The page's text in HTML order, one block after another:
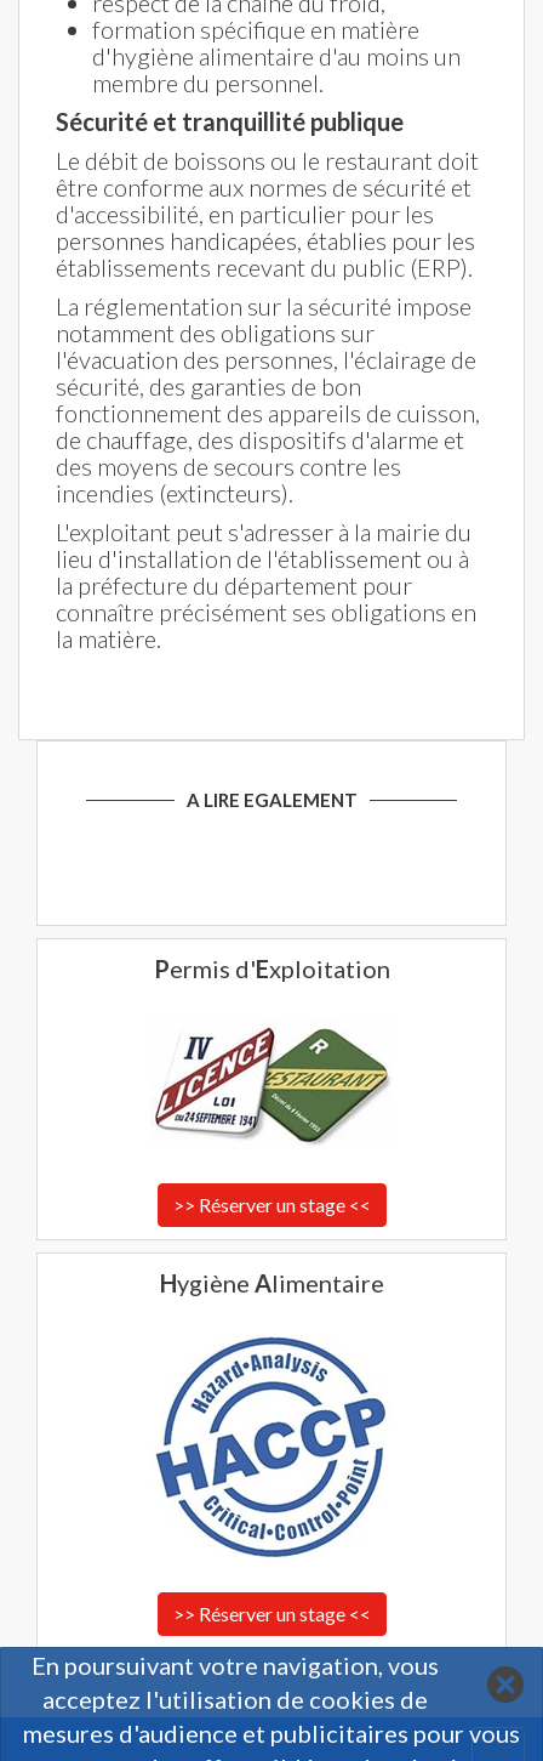
formation spécifique en matière
d'hygiène alimentaire d'au moins un
membre du personnel.
Sécurité et tranquillité publique
Le débit de boissons ou le restaurant doit
être conforme aux normes de sécurité et
d'accessibilité, en particulier pour les
personnes handicapées, établies pour les
établissements recevant du public (ERP).
La réglementation sur la sécurité impose
notamment des obligations sur
l'évacuation des personnes, l'éclairage de
sécurité, des garanties de bon
fonctionnement des appareils de cuisson,
de chauffage, des dispositifs d'alarme et
des moyens de secours contre les
incendies (extincteurs).
L'exploitant peut s'adresser à la mairie du
lieu d'installation de l'établissement ou à
la préfecture du département pour
connaître précisément ses obligations en
la matière.
A LIRE EGALEMENT
Permis d'Exploitation
>> Réserver un stage <<
Hygiène Alimentaire
>> Réserver un stage <<
En poursuivant votre navigation, vous
acceptez l'utilisation de cookies de
mesures d'audience et publicitaires pour vous